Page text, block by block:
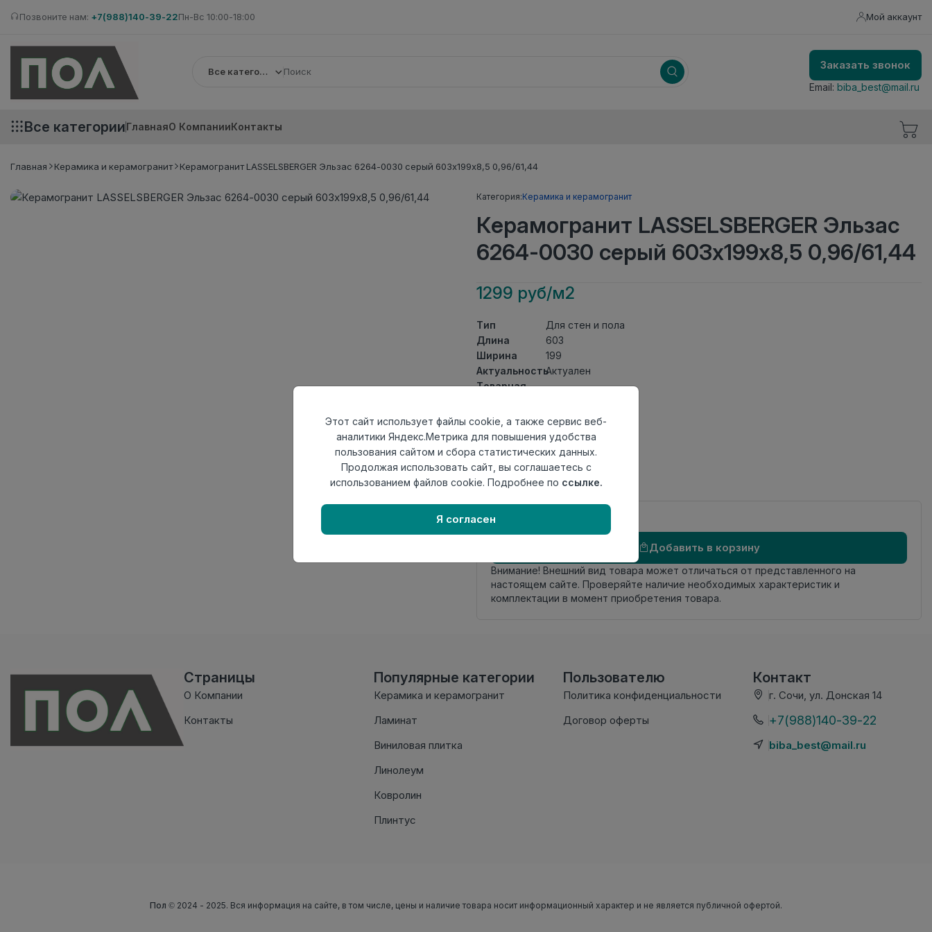
Позвоните нам: +7(988)140-39-22Пн-Вс 10:00-18:00 Мой аккаунт
Все категории
Заказать звонок
Email: biba_best@mail.ru
Все категорииГлавнаяО КомпанииКонтакты
Главная Керамика и керамогранит Керамогранит LASSELSBERGER Эльзас 6264-0030 серый 603х199х8,5 0,96/61,44
Категория:Керамика и керамогранит
Керамогранит LASSELSBERGER Эльзас
6264-0030 серый 603х199х8,5 0,96/61,44
1299 руб/м2
Тип
Для стен и пола
Длина
603
Ширина
199
АктуальностьАктуален
Товарная
Толщина
матовая
происхождения
Россия
Номер
Лесенка 20*60
Осталось
Добавить в корзину
Внимание! Внешний вид товара может отличаться от представленного на
настоящем сайте. Проверяйте наличие необходимых характеристик и
комплектации в момент приобретения товара.
Страницы
О Компании
Контакты
Популярные категории
Керамика и керамогранит
Ламинат
Виниловая плитка
Линолеум
Ковролин
Плинтус
Пользователю
Политика конфиденциальности
Договор оферты
Контакт
г. Сочи, ул. Донская 14
+7(988)140-39-22
biba_best@mail.ru
Пол © 2024 - 2025. Вся информация на сайте, в том числе, цены и наличие товара носит информационный характер и не является публичной офертой.
Этот сайт использует файлы cookie, а также сервис веб-
аналитики Яндекс.Метрика для повышения удобства
пользования сайтом и сбора статистических данных.
Продолжая использовать сайт, вы соглашаетесь с
использованием файлов cookie. Подробнее по ссылке.
Я согласен